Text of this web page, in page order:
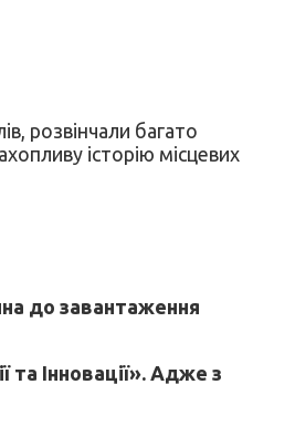
розвінчали багато
історію місцевих
до завантаження
Інновації». Адже з